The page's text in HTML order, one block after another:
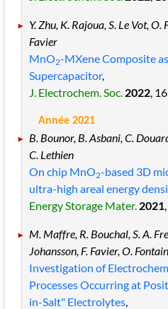
Y. Zhu, K. Rajoua, S. Le Vot, O.
Favier
MnO2-MXene Composite
Supercapacitor,
J. Electrochem. Soc.2022,
Année 2021
B. Bounor, B. Asbani, C.
C. Lethien
On chip MnO2-based 3D
ultra-high areal energy
Energy Storage Mater.2021
M. Maffre, R. Bouchal, S. A.
Johansson, F. Favier, O.
Investigation of
Processes Occurring at
in-Salt" Electrolytes,